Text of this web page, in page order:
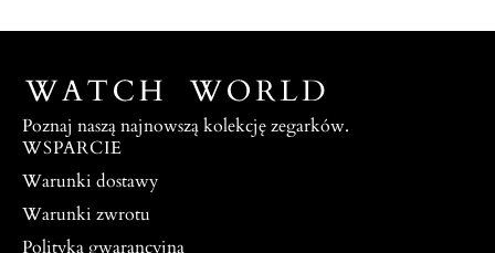
Poznaj naszą najnowszą kolekcję zegarków.
WSPARCIE
Warunki dostawy
Warunki zwrotu
Polityka gwarancyjna